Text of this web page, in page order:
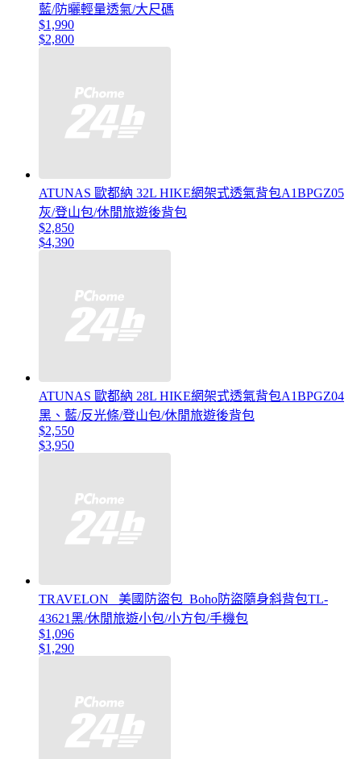
藍/防曬輕量透氣/大尺碼
$1,990
$2,800
ATUNAS 歐都納 32L HIKE網架式透氣背包A1BPGZ05
灰/登山包/休閒旅遊後背包
$2,850
$4,390
ATUNAS 歐都納 28L HIKE網架式透氣背包A1BPGZ04
黑、藍/反光條/登山包/休閒旅遊後背包
$2,550
$3,950
TRAVELON _美國防盜包_Boho防盜隨身斜背包TL-
43621黑/休閒旅遊小包/小方包/手機包
$1,096
$1,290